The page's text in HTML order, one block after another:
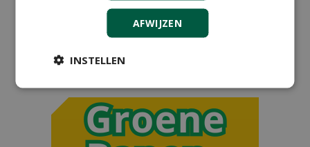
Adviseur openbaar groen,
sportvelden & golfbanen bij
Vos Capelle
AFWIJZEN
INSTELLEN